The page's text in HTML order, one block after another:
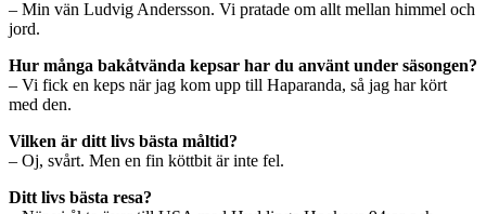
– Min vän Ludvig Andersson. Vi pratade om allt mellan himmel och
jord.
Hur många bakåtvända kepsar har du använt under säsongen?
– Vi fick en keps när jag kom upp till Haparanda, så jag har kört
med den.
Vilken är ditt livs bästa måltid?
– Oj, svårt. Men en fin köttbit är inte fel.
Ditt livs bästa resa?